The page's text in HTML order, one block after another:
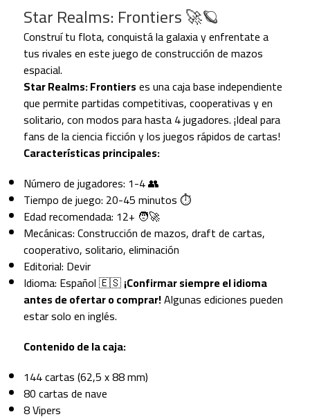
Star Realms: Frontiers 🚀🪐
Construí tu flota, conquistá la galaxia y enfrentate a
tus rivales en este juego de construcción de mazos
espacial.
Star Realms: Frontierses una caja base independiente
que permite partidas competitivas, cooperativas y en
solitario, con modos para hasta 4 jugadores. ¡Ideal para
fans de la ciencia ficción y los juegos rápidos de cartas!
Características principales:
Número de jugadores: 1-4 👥
Tiempo de juego: 20-45 minutos ⏱️
Edad recomendada: 12+ 🧑‍🚀
Mecánicas: Construcción de mazos, draft de cartas,
cooperativo, solitario, eliminación
Editorial: Devir
Idioma: Español 🇪🇸¡Confirmar siempre el idioma
antes de ofertar o comprar!Algunas ediciones pueden
estar solo en inglés.
Contenido de la caja:
144 cartas (62,5 x 88 mm)
80 cartas de nave
8 Vipers